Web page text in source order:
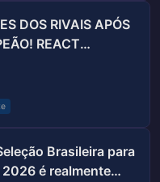
DOS RIVAIS APÓS
REACT
Brasileira para
é realmente